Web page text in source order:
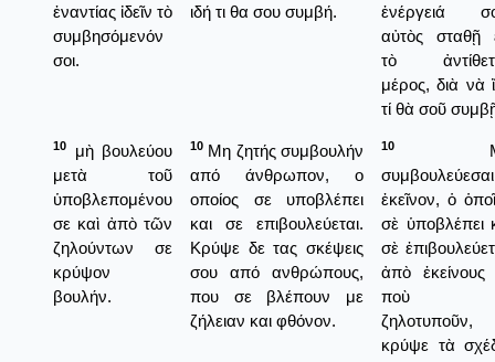
ἐναντίας ἰδεῖν τὸ
συμβησόμενόν
σοι.
ιδή τι θα σου συμβή.
ἐνέργειά
αὐτὸς σταθῇ
τὸ
μέρος, διὰ νὰ
τί θὰ σοῦ
10
μὴ βουλεύου
μετὰ τοῦ
ὑποβλεπομένου
σε καὶ ἀπὸ τῶν
ζηλούντων σε
κρύψον
βουλήν.
10 Μη ζητής συμβουλήν
από άνθρωπον, ο
οποίος σε υποβλέπει
και σε επιβουλεύεται.
Κρύψε δε τας σκέψεις
σου από ανθρώπους,
που σε βλέπουν με
ζήλειαν και φθόνον.
10
συμβουλεύεσαι
ἐκεῖνον, ὁ
σὲ ὑποβλέπει
σὲ
ἀπὸ ἐκείνους
ποὺ
ζηλοτυποῦν,
κρύψε τὰ